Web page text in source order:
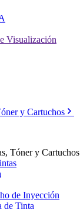
Visualización
y Cartuchos
Tóner y Cartuchos
de Inyección
de Tinta